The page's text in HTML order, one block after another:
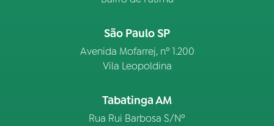
São Paulo SP
Avenida Mofarrej, nº 1.200
Vila Leopoldina
Tabatinga AM
Rua Rui Barbosa S/Nº